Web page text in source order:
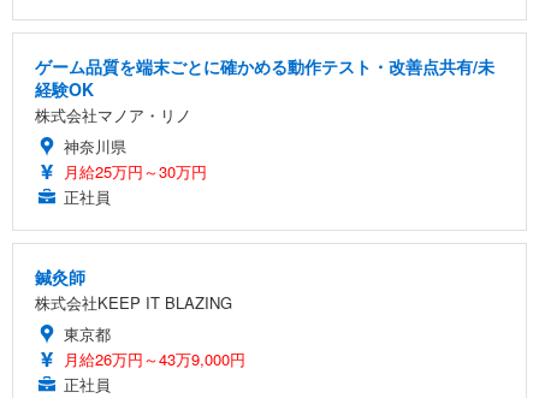
ゲーム品質を端末ごとに確かめる動作テスト・改善点共有/未
経験OK
株式会社マノア・リノ
神奈川県
月給25万円～30万円
正社員
鍼灸師
株式会社KEEP IT BLAZING
東京都
月給26万円～43万9,000円
正社員